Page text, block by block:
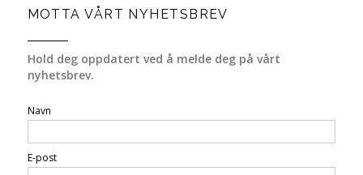
MOTTA VÅRT NYHETSBREV
Hold deg oppdatert ved å melde deg på vårt
nyhetsbrev.
Navn
E-post